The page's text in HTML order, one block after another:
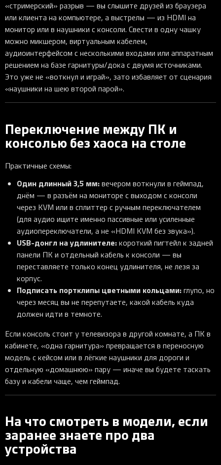
«стримерский» разрыв — вы слышите друзей из браузера
или клиента на компьютере, а выстрелы — из HDMI на
монитор или в наушники с консоли. Свести в одну чашку
можно микшером, виртуальным кабелем,
аудиоинтерфейсом с несколькими входами или аппаратным
решением на базе гарнитуры/дока с двумя источниками.
Это уже не «воткнул и играй», зато избавляет от сценария
«наушники на шею второй парой».
Переключение между ПК и
консолью без хаоса на столе
Практичные схемы:
Один длинный 3,5 мм:вечером воткнули в геймпад,
днём — в разъём на мониторе с выходом с консоли
через KVM или в сплиттер с ручным переключателем
(для аудио ищите именно пассивные или усиленные
аудиопереключатели, а не «HDMI KVM без звука»).
USB-донгл на удлинителе:короткий пигтейл к задней
панели ПК и отдельный кабель к консоли — вы
переставляете только конец удлинителя, не лезя за
корпус.
Подписать портклипы цветными кольцами:глупо, но
через месяц вы не перепутаете, какой кабель куда
должен идти в темноте.
Если консоль стоит у телевизора в другой комнате, а ПК в
кабинете, «одна гарнитура» превращается в переносную
модель с кейсом или в лёгкие наушники для дороги и
отдельную «домашнюю» пару — иначе вы будете таскать
базу и кабели чаще, чем геймпад.
На что смотреть в модели, если
заранее знаете про два
устройства